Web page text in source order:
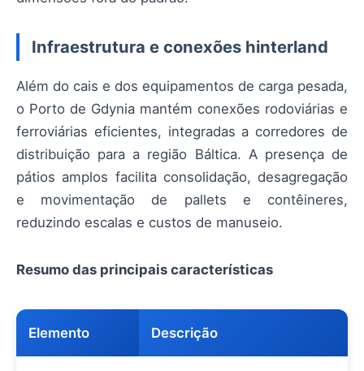
Infraestrutura e conexões hinterland
Além do cais e dos equipamentos de carga pesada,
o Porto de Gdynia mantém conexões rodoviárias e
ferroviárias eficientes, integradas a corredores de
distribuição para a região Báltica. A presença de
pátios amplos facilita consolidação, desagregação
e movimentação de pallets e contêineres,
reduzindo escalas e custos de manuseio.
Resumo das principais características
Elemento Descrição